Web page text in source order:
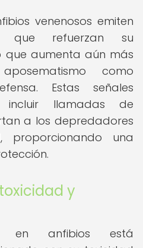
venenosos emiten
que refuerzan su
que aumenta aún más
como
Estas señales
incluir llamadas de
a los depredadores
proporcionando una
y
en anfibios está